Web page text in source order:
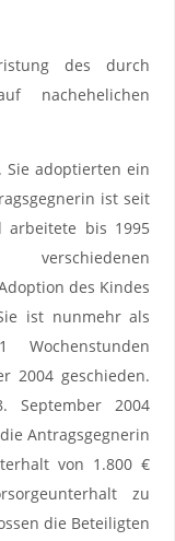
des durch
nachehelichen
Sie adoptierten ein
ist seit
arbeitete bis 1995
des Kindes
ist nunmehr als
2004 geschieden.
September 2004
Antragsgegnerin
von 1.800 €
zu
die Beteiligten